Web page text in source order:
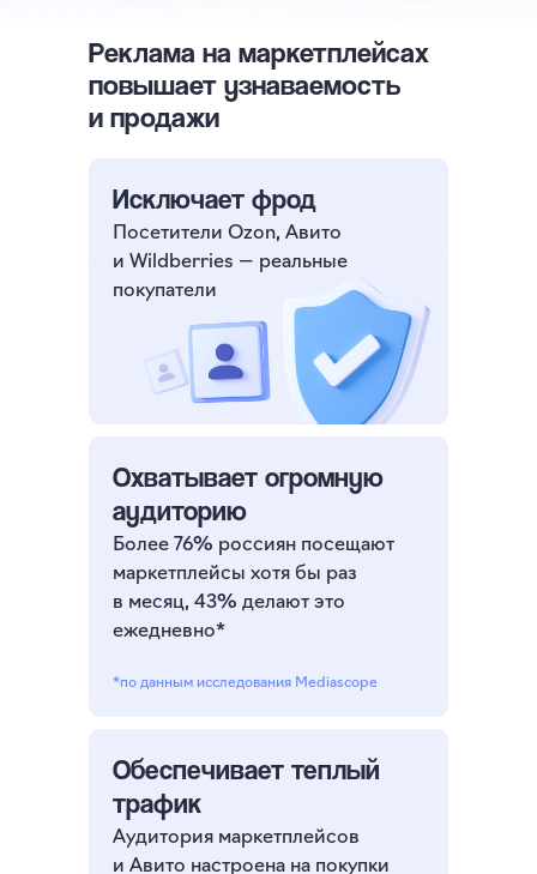
Реклама на маркетплейсах
повышает узнаваемость
и продажи
Исключает фрод
Посетители Ozon, Авито
и Wildberries — реальные
покупатели
Охватывает огромную
аудиторию
Более 76% россиян посещают
маркетплейсы хотя бы раз
в месяц, 43% делают это
ежедневно*
*по данным исследования Mediascope
Обеспечивает теплый
трафик
Аудитория маркетплейсов
и Авито настроена на покупки